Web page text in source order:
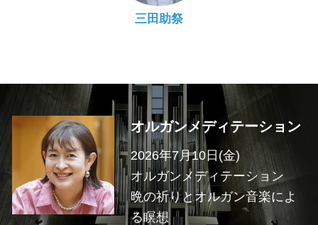
三田助祭
オルガンメディテーション
2026年7月10日(金)
オルガンメディテーション
晩の祈りとオルガン音楽によ
る瞑想